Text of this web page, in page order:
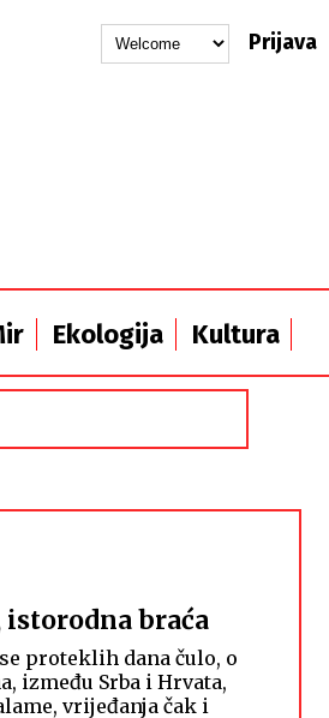
Prijava
Ekologija Kultura
braća
proteklih dana čulo, o
između Srba i Hrvata,
vrijeđanja čak i